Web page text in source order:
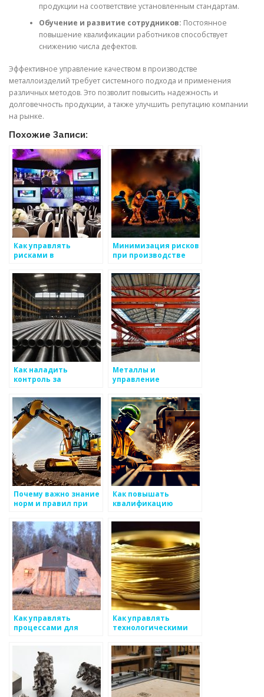
продукции на соответствие установленным стандартам.
Обучение и развитие сотрудников: Постоянное
повышение квалификации работников способствует
снижению числа дефектов.
Эффективное управление качеством в производстве
металлоизделий требует системного подхода и применения
различных методов. Это позволит повысить надежность и
долговечность продукции, а также улучшить репутацию компании
на рынке.
Похожие Записи:
Как управлять
рисками в
металлоизделий
Минимизация рисков
при производстве
Как наладить
контроль за
металлоизделий
Металлы и
управление
производстве
Почему важно знание
норм и правил при
металлоизделий
Как повышать
квалификацию
металлургии
Как управлять
процессами для
Как управлять
технологическими
металлургии